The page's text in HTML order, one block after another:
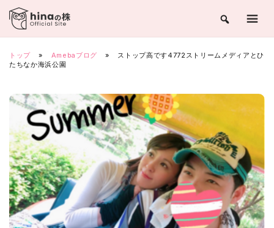
Skip
content
トップ » Amebaブログ »
ストップ高です4772ストリームメディアとひ
たちなか海浜公園